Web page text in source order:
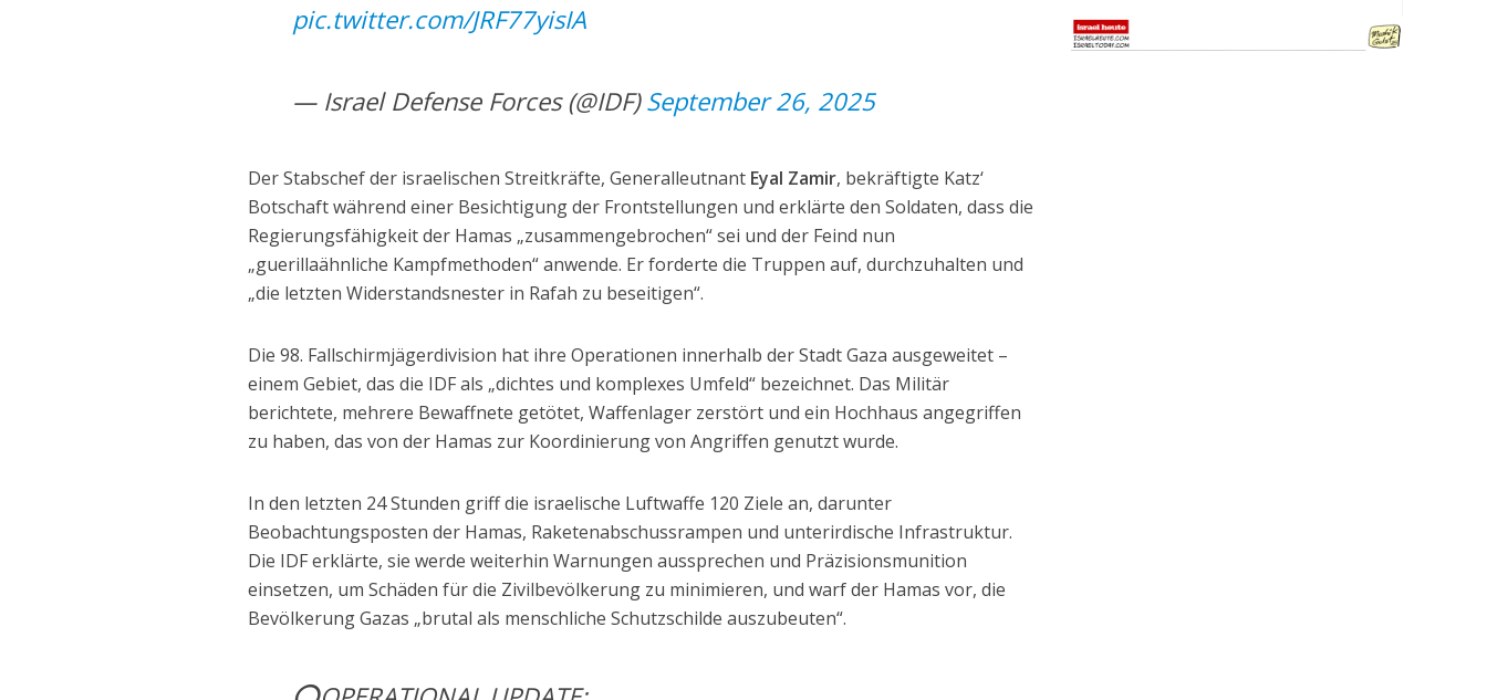
pic.twitter.com/JRF77yisIA
— Israel Defense Forces (@IDF)September 26, 2025
Der Stabschef der israelischen Streitkräfte, Generalleutnant Eyal Zamir, bekräftigte Katz‘
Botschaft während einer Besichtigung der Frontstellungen und erklärte den Soldaten, dass die
Regierungsfähigkeit der Hamas „zusammengebrochen“ sei und der Feind nun
„guerillaähnliche Kampfmethoden“ anwende. Er forderte die Truppen auf, durchzuhalten und
„die letzten Widerstandsnester in Rafah zu beseitigen“.
Die 98. Fallschirmjägerdivision hat ihre Operationen innerhalb der Stadt Gaza ausgeweitet –
einem Gebiet, das die IDF als „dichtes und komplexes Umfeld“ bezeichnet. Das Militär
berichtete, mehrere Bewaffnete getötet, Waffenlager zerstört und ein Hochhaus angegriffen
zu haben, das von der Hamas zur Koordinierung von Angriffen genutzt wurde.
In den letzten 24 Stunden griff die israelische Luftwaffe 120 Ziele an, darunter
Beobachtungsposten der Hamas, Raketenabschussrampen und unterirdische Infrastruktur.
Die IDF erklärte, sie werde weiterhin Warnungen aussprechen und Präzisionsmunition
einsetzen, um Schäden für die Zivilbevölkerung zu minimieren, und warf der Hamas vor, die
Bevölkerung Gazas „brutal als menschliche Schutzschilde auszubeuten“.